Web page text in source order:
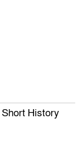
History